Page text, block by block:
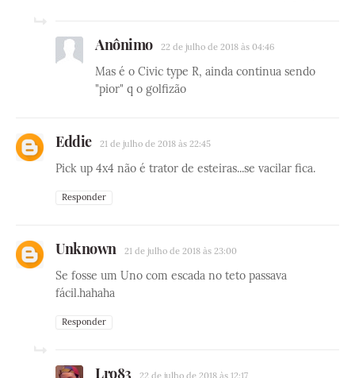
Anônimo 22 de julho de 2018 às 04:46
Mas é o Civic type R, ainda continua sendo
"pior" q o golfizão
Eddie 21 de julho de 2018 às 22:45
Pick up 4x4 não é trator de esteiras...se vacilar fica.
Responder
Unknown 21 de julho de 2018 às 23:00
Se fosse um Uno com escada no teto passava
fácil.hahaha
Responder
Lro83 22 de julho de 2018 às 12:17